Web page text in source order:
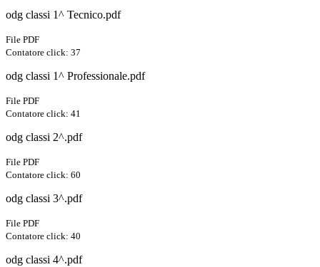
odg classi 1^ Tecnico.pdf
File PDF
Contatore click: 37
odg classi 1^ Professionale.pdf
File PDF
Contatore click: 41
odg classi 2^.pdf
File PDF
Contatore click: 60
odg classi 3^.pdf
File PDF
Contatore click: 40
odg classi 4^.pdf